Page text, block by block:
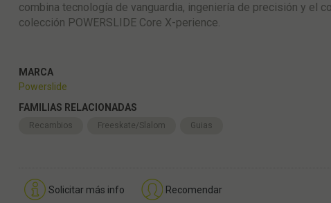
combina tecnología de vanguardia, ingeniería de precisión y el
colección POWERSLIDE Core X-perience.
MARCA
Powerslide
FAMILIAS RELACIONADAS
Recambios Freeskate/Slalom Guias
Solicitar más info Recomendar